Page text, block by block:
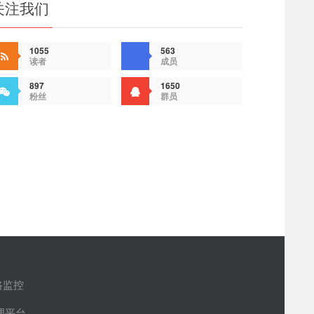
注我们
1055
读者
563
成员
897
粉丝
1650
群员
控